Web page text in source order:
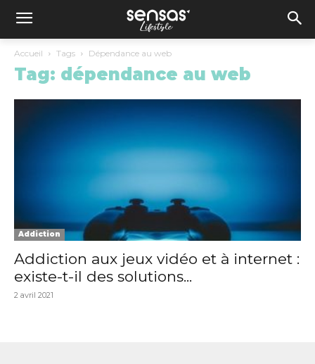
Accueil Tags Dépendance au web
Tag: dépendance au web
Addiction
Addiction aux jeux vidéo et à internet :
existe-t-il des solutions...
2 avril 2021